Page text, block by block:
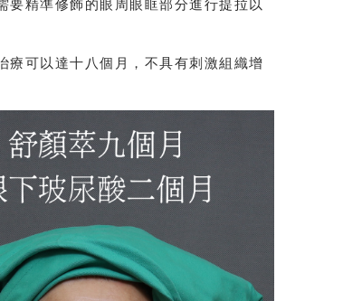
精準修飾的眼周眼眶部分進行提拉以
療可以達十八個月，不具有刺激組織增